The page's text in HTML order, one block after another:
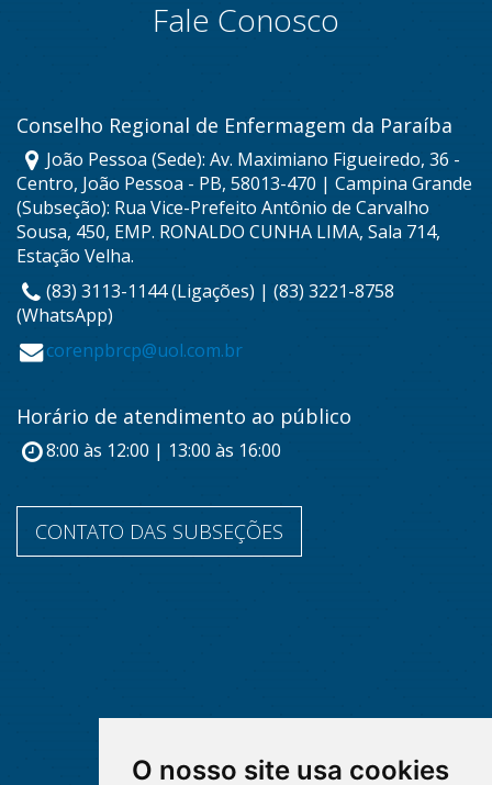
O nosso site usa cookies
Fale Conosco
Conselho Regional de Enfermagem da Paraíba
João Pessoa (Sede): Av. Maximiano Figueiredo, 36 -
Centro, João Pessoa - PB, 58013-470 | Campina Grande
(Subseção): Rua Vice-Prefeito Antônio de Carvalho
Sousa, 450, EMP. RONALDO CUNHA LIMA, Sala 714,
Estação Velha.
(83) 3113-1144 (Ligações) | (83) 3221-8758
(WhatsApp)
corenpbrcp@uol.com.br
Horário de atendimento ao público
8:00 às 12:00 | 13:00 às 16:00
CONTATO DAS SUBSEÇÕES